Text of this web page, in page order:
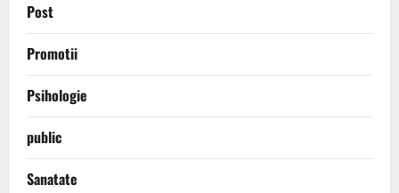
Post
Promotii
Psihologie
public
Sanatate